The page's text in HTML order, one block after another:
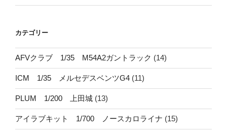
カテゴリー
AFVクラブ 1/35 M54A2ガントラック (14)
ICM 1/35 メルセデスベンツG4 (11)
PLUM 1/200 上田城 (13)
アイラブキット 1/700 ノースカロライナ (15)